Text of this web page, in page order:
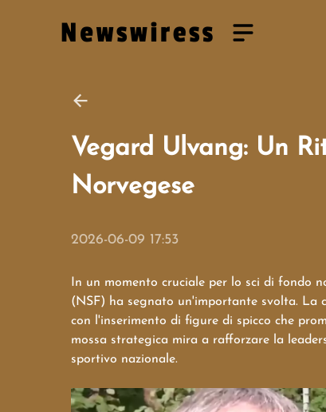
Vegard Ulvang: Un
Norvegese
2026-06-09 17:53
In un momento cruciale per lo sci di fondo
(NSF) ha segnato un'importante svolta. La
con l'inserimento di figure di spicco che
mossa strategica mira a rafforzare la
sportivo nazionale.